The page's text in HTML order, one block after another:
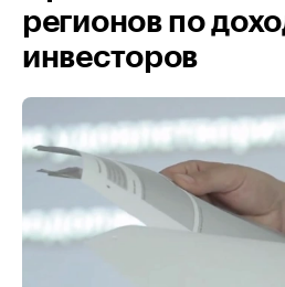
регионов по
инвесторов